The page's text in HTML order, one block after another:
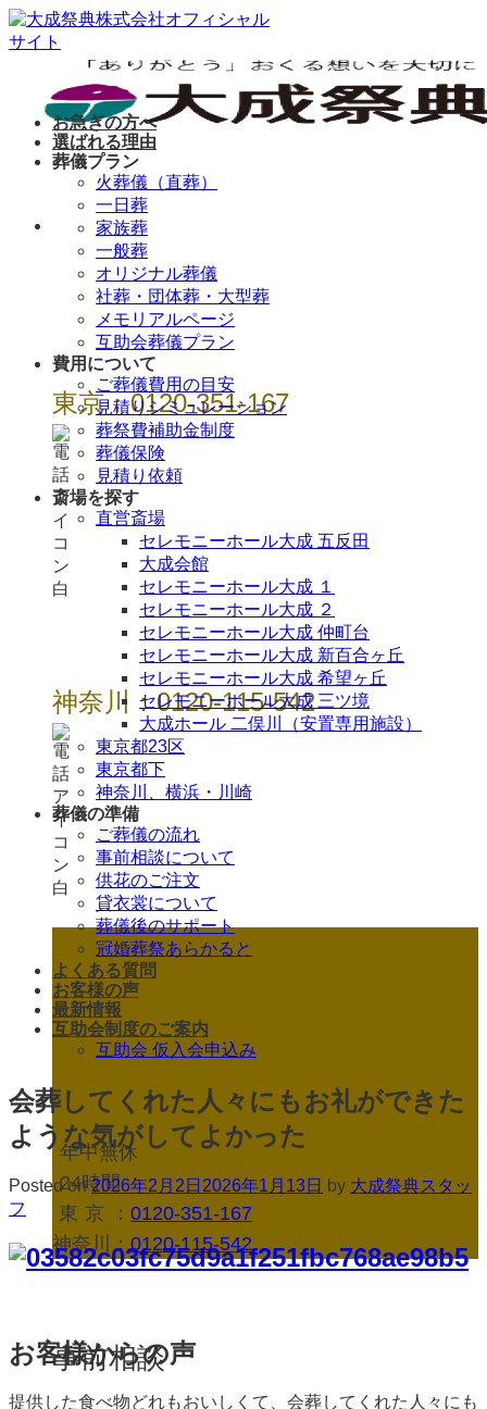
Skip
to
content
年中無休 / 24時
東京：0120-351-167
神奈川：0120-115-542
年中無休
24時間
東京
：0120-351-167
神奈川：0120-115-542
事前相談
お急ぎの方へ
選ばれる理由
葬儀プラン
火葬儀（直葬）
一日葬
家族葬
一般葬
オリジナル葬儀
社葬・団体葬・大型葬
メモリアルページ
互助会葬儀プラン
費用について
ご葬儀費用の目安
見積りシミュレーション
葬祭費補助金制度
葬儀保険
見積り依頼
斎場を探す
直営斎場
セレモニーホール大成 五反田
大成会館
セレモニーホール大成 １
セレモニーホール大成 ２
セレモニーホール大成 仲町台
セレモニーホール大成 新百合ヶ丘
セレモニーホール大成 希望ヶ丘
セレモニーホール大成 三ツ境
大成ホール 二俣川（安置専用施設）
東京都23区
東京都下
神奈川、横浜・川崎
葬儀の準備
ご葬儀の流れ
事前相談について
供花のご注文
貸衣裳について
葬儀後のサポート
冠婚葬祭あらかると
よくある質問
お客様の声
最新情報
互助会制度のご案内
互助会 仮入会申込み
会葬してくれた人々にもお礼ができた
ような気がしてよかった
Posted on2026年2月2日 2026年1月13日 by 大成祭典スタッ
フ
お客様からの声
提供した食べ物どれもおいしくて、会葬してくれた人々にも